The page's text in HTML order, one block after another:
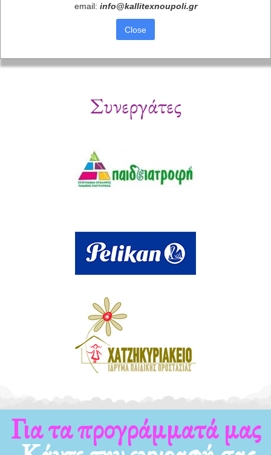
Συνεργάτες
Για τα νέα μας
email: info@kallitexnoupoli.gr
Close